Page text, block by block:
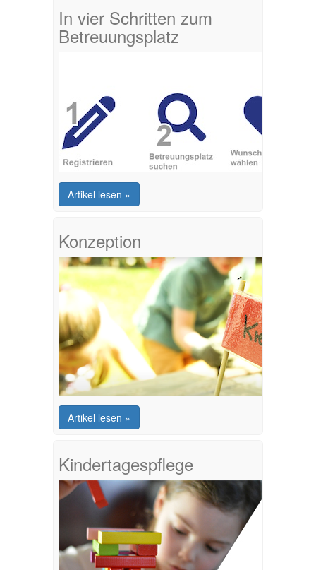
In vier Schritten zum
Betreuungsplatz
Artikel lesen »
Konzeption
Artikel lesen »
Kindertagespflege